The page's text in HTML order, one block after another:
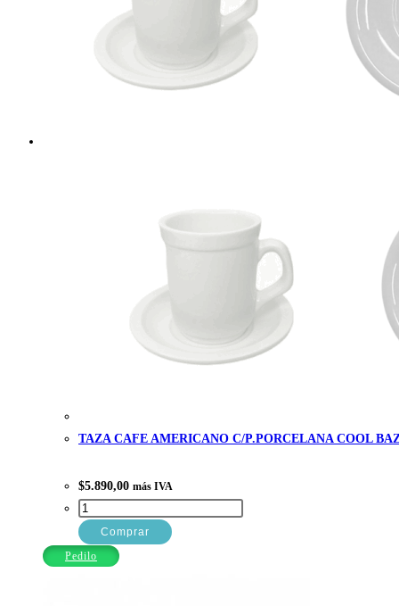
TAZA CAFE AMERICANO C/P.PORCELANA COOL
$5.890,00 más IVA
TAZA
CAFE
AMERICANO
Comprar
Pedilo